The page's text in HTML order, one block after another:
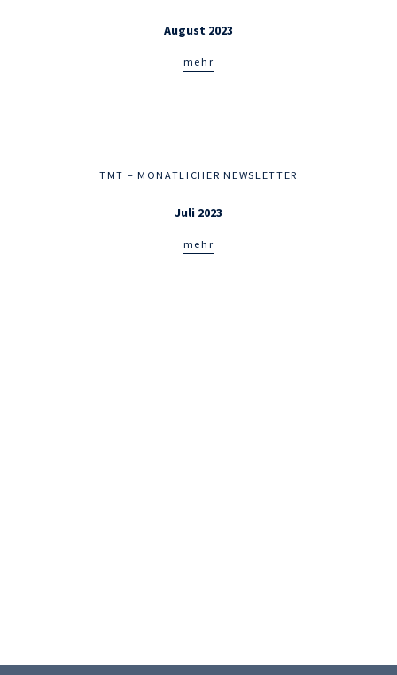
August 2023
mehr
TMT – MONATLICHER NEWSLETTER
Juli 2023
mehr